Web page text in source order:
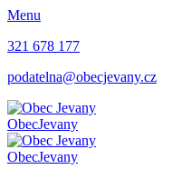
Menu
321 678 177
podatelna@obecjevany.cz
ObecJevany
ObecJevany